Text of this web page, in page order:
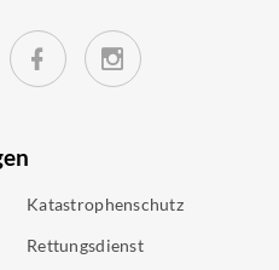
Katastrophenschutz
Rettungsdienst